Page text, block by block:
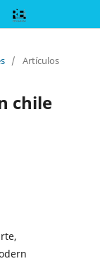
/ Artículos
chile